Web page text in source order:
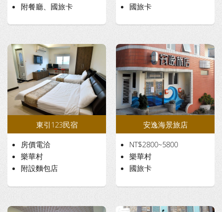
附餐廳、國旅卡
國旅卡
東引123民宿
房價電洽
樂華村
附設麵包店
安逸海景旅店
NT$2800~5800
樂華村
國旅卡